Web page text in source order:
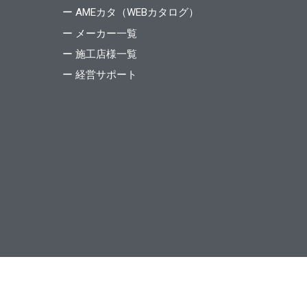
ー AMEカタ（WEBカタログ）
ー メーカー一覧
ー 施工店様一覧
ー 経営サポート